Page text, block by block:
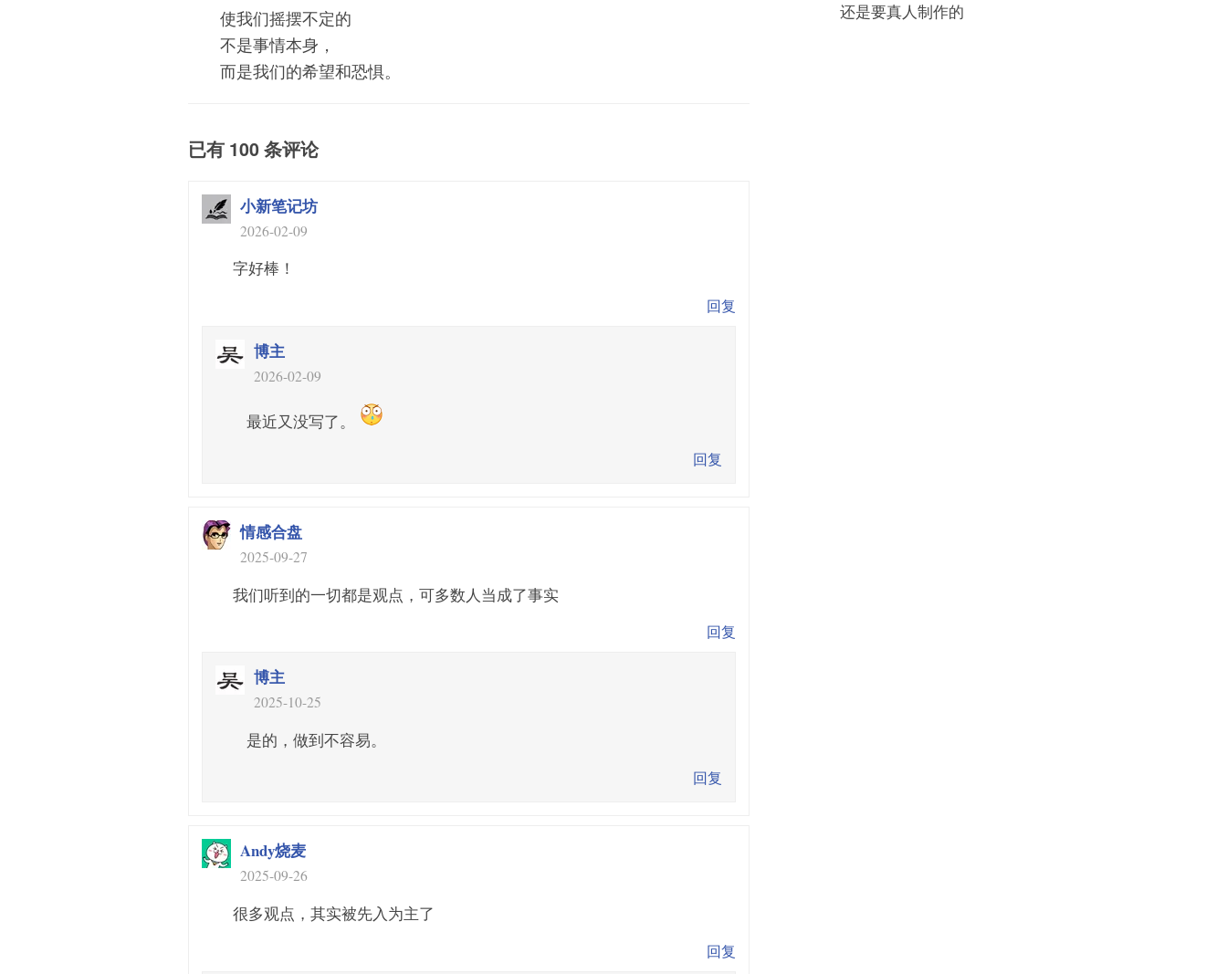
使我们摇摆不定的
不是事情本身，
而是我们的希望和恐惧。
已有 100 条评论
小新笔记坊
2026-02-09
字好棒！
回复
博主
2026-02-09
最近又没写了。
回复
情感合盘
2025-09-27
我们听到的一切都是观点，可多数人当成了事实
回复
博主
2025-10-25
是的，做到不容易。
回复
Andy烧麦
2025-09-26
很多观点，其实被先入为主了
回复
还是要真人制作的